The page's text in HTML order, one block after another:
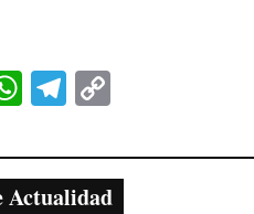
W
ts
A
Te
gr
a
y
Li
Actualidad